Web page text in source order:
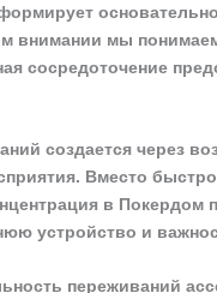
внимании мы
сосредоточение
создается через
Вместо
в Покердом
устройство и
переживаний